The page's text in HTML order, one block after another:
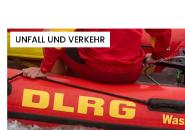
UNFALL UND VERKEHR